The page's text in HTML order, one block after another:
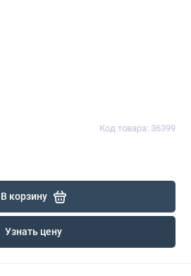
Код товара: 36399
В корзину
Узнать цену